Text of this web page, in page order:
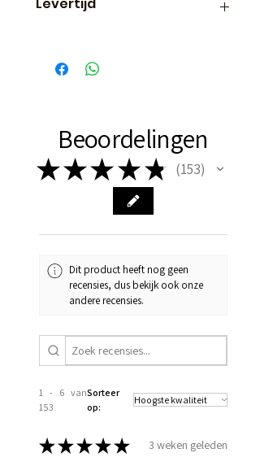
vaak de volgende dag al in
huis!
Beoordelingen
★★★ ★ ★ 153
153
Dit product heeft nog geen
recensies, dus bekijk ook onze
andere recensies.
1 - 6 van
153
Sorteer
op:
★★★★★ 3 weken geleden